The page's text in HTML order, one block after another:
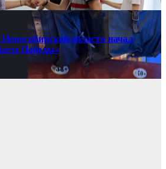
области начал
Победы»